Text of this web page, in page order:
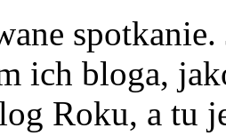
ich bloga,
Roku, a tu